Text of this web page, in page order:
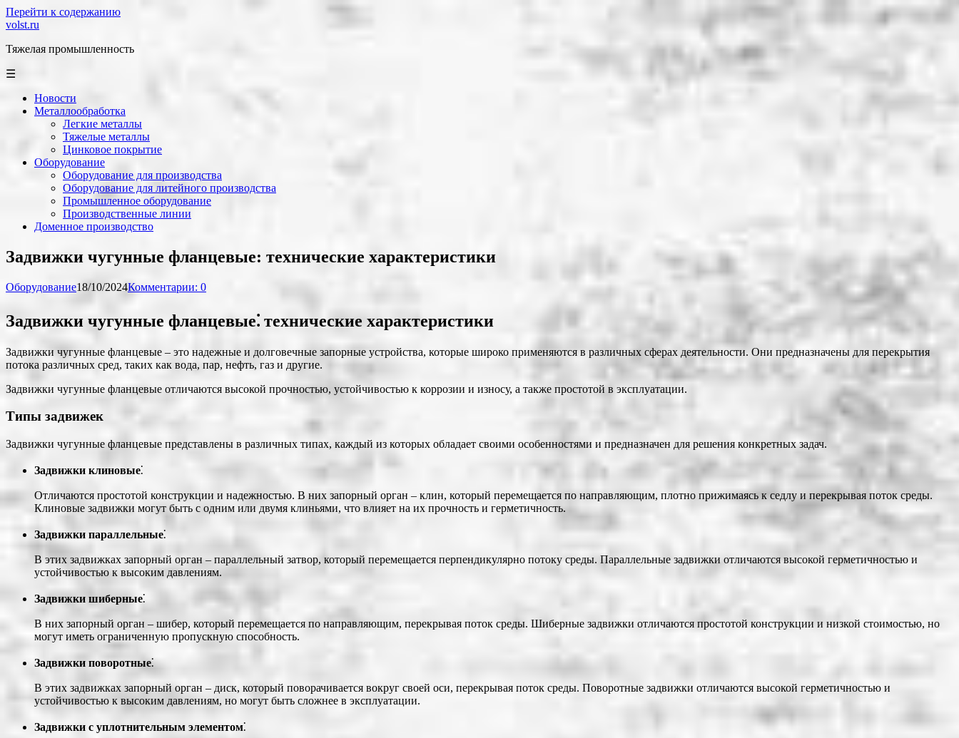
Перейти к содержанию
volst.ru
Тяжелая промышленность
☰
Новости
Металлообработка
Легкие металлы
Тяжелые металлы
Цинковое покрытие
Оборудование
Оборудование для производства
Оборудование для литейного производства
Промышленное оборудование
Производственные линии
Доменное производство
Задвижки чугунные фланцевые: технические характеристики
Оборудование18/10/2024Комментарии: 0
Задвижки чугунные фланцевые⁚ технические характеристики
Задвижки чугунные фланцевые – это надежные и долговечные запорные устройства, которые широко применяются в различных сферах деятельности. Они предназначены для перекрытия
потока различных сред, таких как вода, пар, нефть, газ и другие.
Задвижки чугунные фланцевые отличаются высокой прочностью, устойчивостью к коррозии и износу, а также простотой в эксплуатации.
Типы задвижек
Задвижки чугунные фланцевые представлены в различных типах, каждый из которых обладает своими особенностями и предназначен для решения конкретных задач.
Задвижки клиновые⁚
Отличаются простотой конструкции и надежностью. В них запорный орган – клин, который перемещается по направляющим, плотно прижимаясь к седлу и перекрывая поток среды.
Клиновые задвижки могут быть с одним или двумя клиньями, что влияет на их прочность и герметичность.
Задвижки параллельные⁚
В этих задвижках запорный орган – параллельный затвор, который перемещается перпендикулярно потоку среды. Параллельные задвижки отличаются высокой герметичностью и
устойчивостью к высоким давлениям.
Задвижки шиберные⁚
В них запорный орган – шибер, который перемещается по направляющим, перекрывая поток среды. Шиберные задвижки отличаются простотой конструкции и низкой стоимостью, но
могут иметь ограниченную пропускную способность.
Задвижки поворотные⁚
В этих задвижках запорный орган – диск, который поворачивается вокруг своей оси, перекрывая поток среды. Поворотные задвижки отличаются высокой герметичностью и
устойчивостью к высоким давлениям, но могут быть сложнее в эксплуатации.
Задвижки с уплотнительным элементом⁚